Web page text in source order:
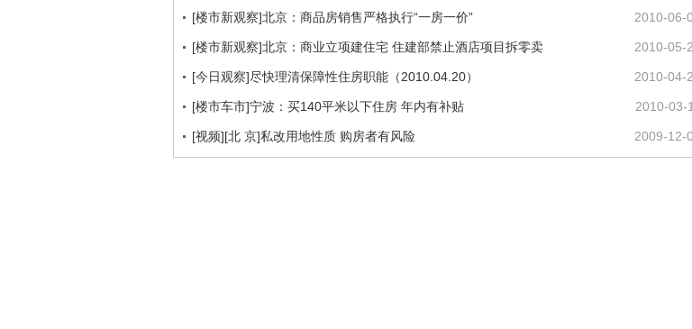
2010-06-
[楼市新观察]北京：商品房销售严格执行“一房一价”
2010-05-
[楼市新观察]北京：商业立项建住宅 住建部禁止酒店项目拆零卖
2010-04-
[今日观察]尽快理清保障性住房职能（2010.04.20）
2010-03-
[楼市车市]宁波：买140平米以下住房 年内有补贴
2009-12-
[视频][北 京]私改用地性质 购房者有风险